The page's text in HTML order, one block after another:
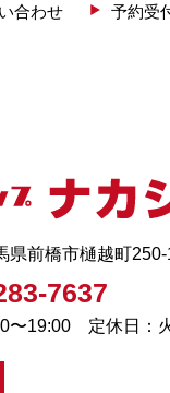
合わせ 予約受
県前橋市樋越町250-
7637
〜19:00 定休日：